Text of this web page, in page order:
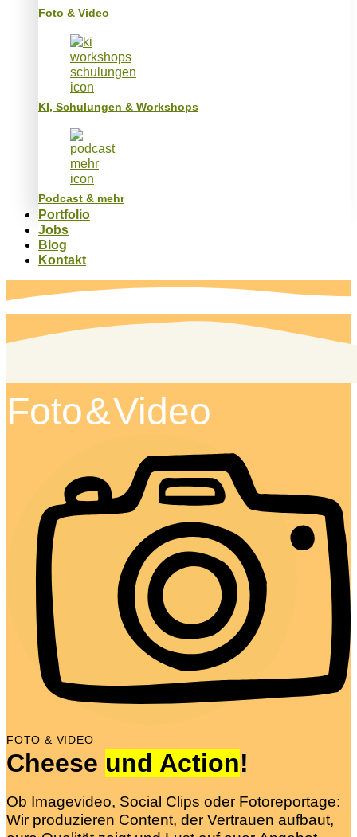
Foto & Video
KI, Schulungen & Workshops
Podcast & mehr
Portfolio
Jobs
Blog
Kontakt
Foto & Video
FOTO & VIDEO
Cheese und Action!
Ob Imagevideo, Social Clips oder Fotoreportage:
Wir produzieren Content, der Vertrauen aufbaut,